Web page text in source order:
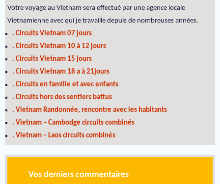
Votre voyage au Vietnam sera effectué par une agence locale
Vietnamienne avec qui je travaille depuis de nombreuses années.
. Circuits Vietnam 07 jours
. Circuits Vietnam 10 à 12 jours
. Circuits Vietnam 15 jours
. Circuits Vietnam 18 a à 21jours
. Circuits en famille et avec enfants
. Circuits hors des sentiers battus
. Vietnam Randonnée, rencontre avec les habitants
. Vietnam – Cambodge circuits combinés
. Vietnam – Laos circuits combinés
Vos derniers commentaires